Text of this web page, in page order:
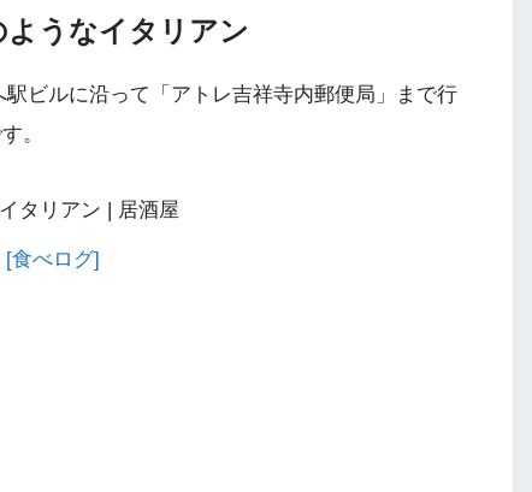
うなイタリアン
ビルに沿って「アトレ吉祥寺内郵便局」まで行
。
タリアン | 居酒屋
[食べログ]